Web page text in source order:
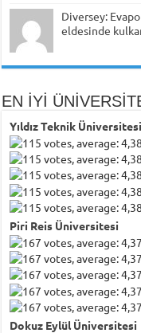
Diversey:
eldesinde
EN İYİ
Yıldız Teknik Üniversitesi
Piri Reis Üniversitesi
Dokuz Eylül Üniversitesi